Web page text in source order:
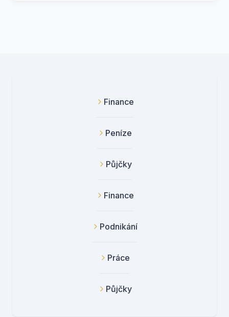
Finance
Peníze
Půjčky
Finance
Podnikání
Práce
Půjčky